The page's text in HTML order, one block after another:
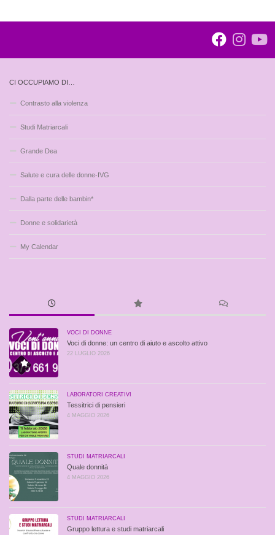
CI OCCUPIAMO DI…
Contrasto alla violenza
Studi Matriarcali
Grande Dea
Salute e cura delle donne-IVG
Dalla parte delle bambin*
Donne e solidarietà
My Calendar
VOCI DI DONNE
Voci di donne: un centro di aiuto e ascolto attivo
22 LUGLIO 2026
LABORATORI CREATIVI
Tessitrici di pensieri
4 MAGGIO 2026
STUDI MATRIARCALI
Quale donnità
4 MAGGIO 2026
STUDI MATRIARCALI
Gruppo lettura e studi matriarcali